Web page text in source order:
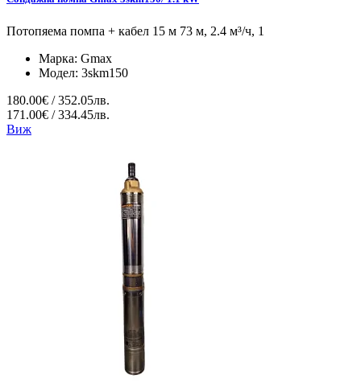
Потопяема помпа + кабел 15 м 73 м, 2.4 м³/ч, 1
Марка: Gmax
Модел: 3skm150
180.00€ / 352.05лв.
171.00€ / 334.45лв.
Виж